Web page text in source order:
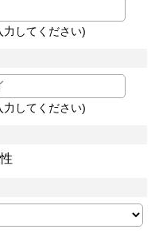
してください)
してください)